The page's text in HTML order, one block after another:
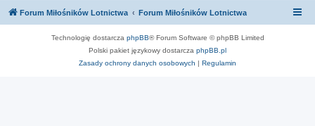
Forum Miłośników Lotnictwa Forum Miłośników Lotnictwa
Technologię dostarcza phpBB® Forum Software © phpBB Limited
Polski pakiet językowy dostarcza phpBB.pl
Zasady ochrony danych osobowych | Regulamin